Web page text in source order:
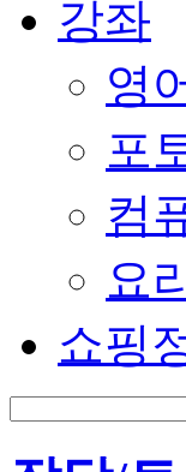
강좌
영
포
컴
요
쇼핑